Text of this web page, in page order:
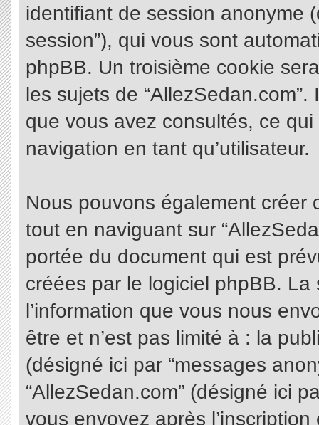
identifiant de session anonyme
session”), qui vous sont
phpBB. Un troisième cookie
les sujets de
que vous avez consultés, ce
navigation en tant qu’utilisateur.
Nous pouvons également créer
tout en naviguant sur
portée du document qui est
créées par le logiciel phpBB.
l’information que vous nous
être et n’est pas limité à : la
(désigné ici par “messages
“AllezSedan.com” (désigné ici
vous envoyez après